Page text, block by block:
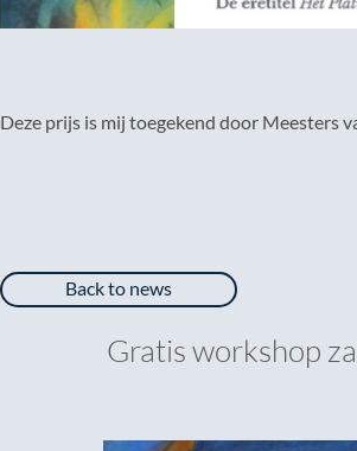
Deze prijs is mij toegekend door Meesters
Back to news
Gratis workshop